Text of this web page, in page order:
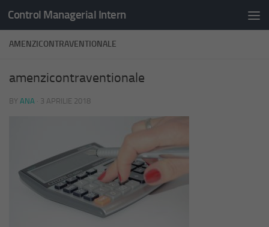
Skip to content
Control Managerial Intern
AMENZICONTRAVENTIONALE
amenzicontraventionale
BY ANA · 3 APRILIE 2018